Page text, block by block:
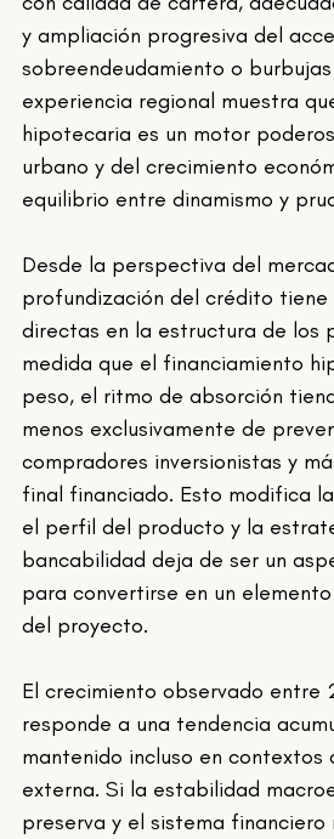
y ampliación progresiva del
sobreendeudamiento o
experiencia regional muestra
hipotecaria es un motor
urbano y del crecimiento
equilibrio entre dinamismo y
Desde la perspectiva del
profundización del crédito tiene
directas en la estructura de los
medida que el financiamiento
peso, el ritmo de absorción
menos exclusivamente de
compradores inversionistas y
final financiado. Esto modifica
el perfil del producto y la
bancabilidad deja de ser un
para convertirse en un
del proyecto.
El crecimiento observado entre
responde a una tendencia
mantenido incluso en contextos
externa. Si la estabilidad
preserva y el sistema financiero